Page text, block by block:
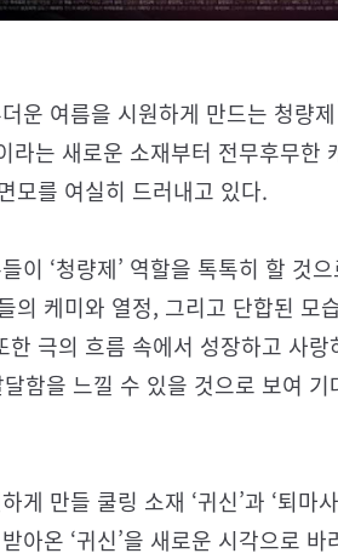
운 여름을 시원하게 만드는 청량
라는 새로운 소재부터 전무후무한
모를 여실히 드러내고 있다.
이 ‘청량제’ 역할을 톡톡히 할 것
의 케미와 열정, 그리고 단합된 모
극의 흐름 속에서 성장하고 사랑
함을 느낄 수 있을 것으로 보여 기
만들 쿨링 소재 ‘귀신’과 ‘퇴마사
아온 ‘귀신’을 새로운 시각으로 바